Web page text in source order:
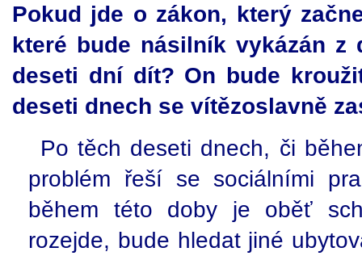
Pokud jde o zákon, který
které bude násilník vykázán z
deseti dní dít? On bude
deseti dnech se vítězoslavně
Po těch deseti dnech, či
problém řeší se sociálními
během této doby je oběť
rozejde, bude hledat jiné